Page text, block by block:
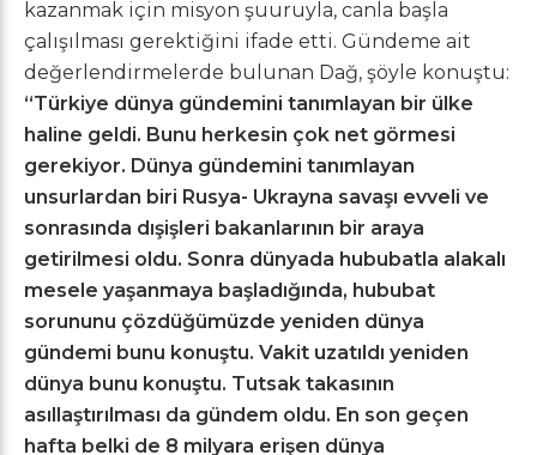
kazanmak için misyon şuuruyla, canla başla
çalışılması gerektiğini ifade etti. Gündeme ait
değerlendirmelerde bulunan Dağ, şöyle konuştu:
“Türkiye dünya gündemini tanımlayan bir ülke
haline geldi. Bunu herkesin çok net görmesi
gerekiyor. Dünya gündemini tanımlayan
unsurlardan biri Rusya- Ukrayna savaşı evveli ve
sonrasında dışişleri bakanlarının bir araya
getirilmesi oldu. Sonra dünyada hububatla alakalı
mesele yaşanmaya başladığında, hububat
sorununu çözdüğümüzde yeniden dünya
gündemi bunu konuştu. Vakit uzatıldı yeniden
dünya bunu konuştu. Tutsak takasının
asıllaştırılması da gündem oldu. En son geçen
hafta belki de 8 milyara erişen dünya